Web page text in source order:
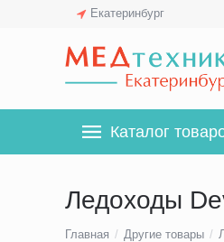
Екатеринбург
Каталог
Ледоходы
Главная / Другие товары /